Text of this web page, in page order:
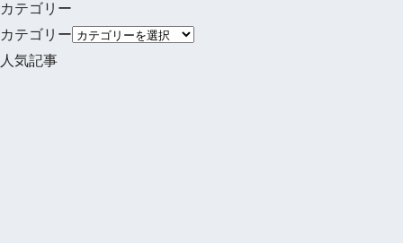
カテゴリー
カテゴリー
人気記事